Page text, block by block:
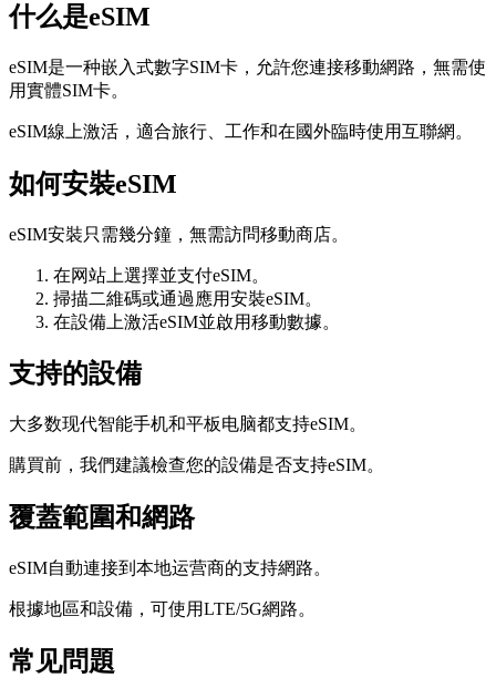
什么是eSIM
eSIM是一种嵌入式數字SIM卡，允許您連接移動網路，無需使
用實體SIM卡。
eSIM線上激活，適合旅行、工作和在國外臨時使用互聯網。
如何安裝eSIM
eSIM安裝只需幾分鐘，無需訪問移動商店。
在网站上選擇並支付eSIM。
掃描二維碼或通過應用安裝eSIM。
在設備上激活eSIM並啟用移動數據。
支持的設備
大多数现代智能手机和平板电脑都支持eSIM。
購買前，我們建議檢查您的設備是否支持eSIM。
覆蓋範圍和網路
eSIM自動連接到本地运营商的支持網路。
根據地區和設備，可使用LTE/5G網路。
常见問題